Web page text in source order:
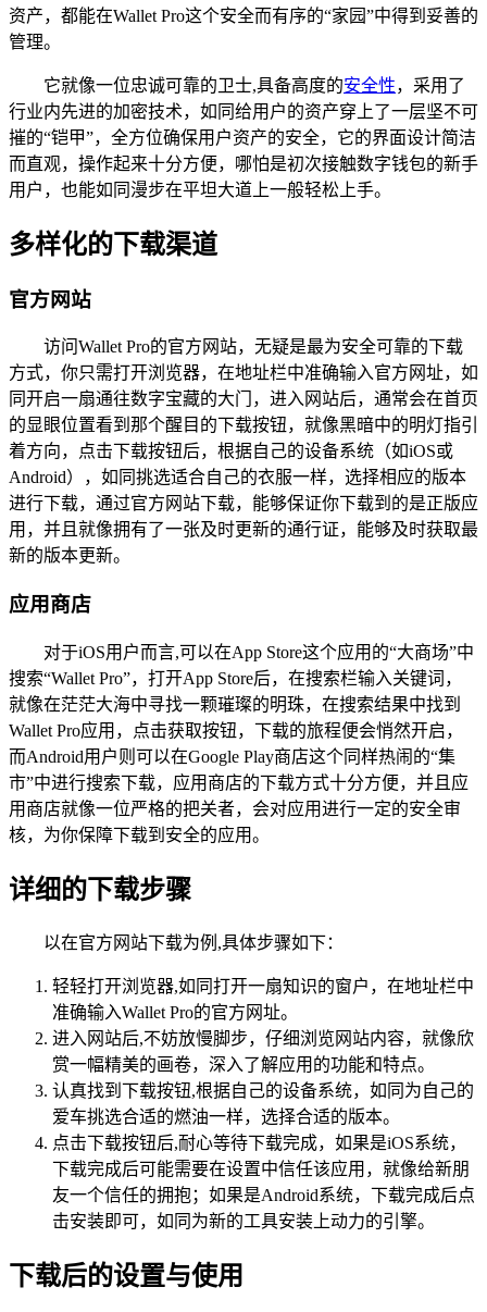
资产，都能在Wallet Pro这个安全而有序的“家园”中得到妥善的
管理。
它就像一位忠诚可靠的卫士,具备高度的安全性，采用了
行业内先进的加密技术，如同给用户的资产穿上了一层坚不可
摧的“铠甲”，全方位确保用户资产的安全，它的界面设计简洁
而直观，操作起来十分方便，哪怕是初次接触数字钱包的新手
用户，也能如同漫步在平坦大道上一般轻松上手。
多样化的下载渠道
官方网站
访问Wallet Pro的官方网站，无疑是最为安全可靠的下载
方式，你只需打开浏览器，在地址栏中准确输入官方网址，如
同开启一扇通往数字宝藏的大门，进入网站后，通常会在首页
的显眼位置看到那个醒目的下载按钮，就像黑暗中的明灯指引
着方向，点击下载按钮后，根据自己的设备系统（如iOS或
Android），如同挑选适合自己的衣服一样，选择相应的版本
进行下载，通过官方网站下载，能够保证你下载到的是正版应
用，并且就像拥有了一张及时更新的通行证，能够及时获取最
新的版本更新。
应用商店
对于iOS用户而言,可以在App Store这个应用的“大商场”中
搜索“Wallet Pro”，打开App Store后，在搜索栏输入关键词，
就像在茫茫大海中寻找一颗璀璨的明珠，在搜索结果中找到
Wallet Pro应用，点击获取按钮，下载的旅程便会悄然开启，
而Android用户则可以在Google Play商店这个同样热闹的“集
市”中进行搜索下载，应用商店的下载方式十分方便，并且应
用商店就像一位严格的把关者，会对应用进行一定的安全审
核，为你保障下载到安全的应用。
详细的下载步骤
以在官方网站下载为例,具体步骤如下：
轻轻打开浏览器,如同打开一扇知识的窗户，在地址栏中
准确输入Wallet Pro的官方网址。
进入网站后,不妨放慢脚步，仔细浏览网站内容，就像欣
赏一幅精美的画卷，深入了解应用的功能和特点。
认真找到下载按钮,根据自己的设备系统，如同为自己的
爱车挑选合适的燃油一样，选择合适的版本。
点击下载按钮后,耐心等待下载完成，如果是iOS系统，
下载完成后可能需要在设置中信任该应用，就像给新朋
友一个信任的拥抱；如果是Android系统，下载完成后点
击安装即可，如同为新的工具安装上动力的引擎。
下载后的设置与使用